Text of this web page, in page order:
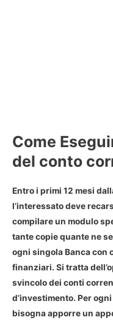
Come
del conto
Entro i primi 12 mesi
l’interessato deve
compilare un modulo
tante copie quante ne
ogni singola Banca con
finanziari. Si tratta
svincolo dei conti
d’investimento. Per
bisogna apporre un